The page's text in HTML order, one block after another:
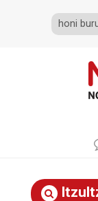
honi